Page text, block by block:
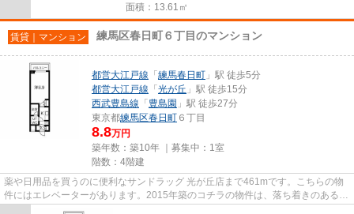
面積：13.61㎡
賃貸｜マンション 練馬区春日町６丁目のマンション
都営大江戸線 「 練馬春日町 」駅 徒歩5分
都営大江戸線 「 光が丘 」駅 徒歩15分
西武豊島線 「 豊島園 」駅 徒歩27分
東京都練馬区春日町 ６丁目
8.8万円
築年数：築10年 ｜募集中： 1室
階数：4階建
薬や日用品を買うのに便利なサンドラッグ 光が丘店まで461mです。こちらの物
件にはエレベーターがあります。2015年築のコチラの物件は、落ち着きのある室
内が魅力的です。最上階の物件...